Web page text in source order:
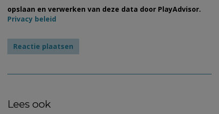
opslaan en verwerken van deze data door PlayAdvisor.
Privacy beleid
Lees ook